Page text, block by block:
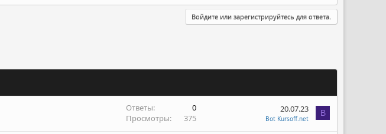
Войдите или зарегистрируйтесь для ответа.
Ответы
0
Просмотры
375
20.07.23
Bot Kursoff.net
B